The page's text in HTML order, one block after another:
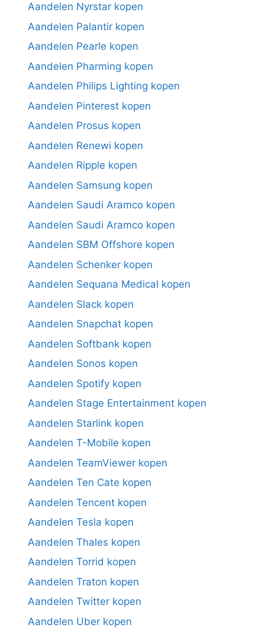
Aandelen Nyrstar kopen
Aandelen Palantir kopen
Aandelen Pearle kopen
Aandelen Pharming kopen
Aandelen Philips Lighting kopen
Aandelen Pinterest kopen
Aandelen Prosus kopen
Aandelen Renewi kopen
Aandelen Ripple kopen
Aandelen Samsung kopen
Aandelen Saudi Aramco kopen
Aandelen Saudi Aramco kopen
Aandelen SBM Offshore kopen
Aandelen Schenker kopen
Aandelen Sequana Medical kopen
Aandelen Slack kopen
Aandelen Snapchat kopen
Aandelen Softbank kopen
Aandelen Sonos kopen
Aandelen Spotify kopen
Aandelen Stage Entertainment kopen
Aandelen Starlink kopen
Aandelen T-Mobile kopen
Aandelen TeamViewer kopen
Aandelen Ten Cate kopen
Aandelen Tencent kopen
Aandelen Tesla kopen
Aandelen Thales kopen
Aandelen Torrid kopen
Aandelen Traton kopen
Aandelen Twitter kopen
Aandelen Uber kopen